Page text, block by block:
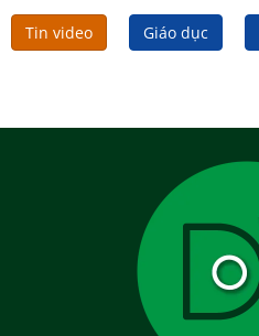
Tin video Giáo dục